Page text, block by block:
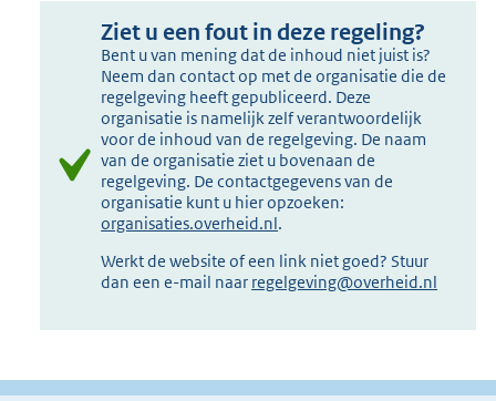
Ziet u een fout in deze regeling?
Bent u van mening dat de inhoud niet juist is?
Neem dan contact op met de organisatie die de
regelgeving heeft gepubliceerd. Deze
organisatie is namelijk zelf verantwoordelijk
voor de inhoud van de regelgeving. De naam
van de organisatie ziet u bovenaan de
regelgeving. De contactgegevens van de
organisatie kunt u hier opzoeken:
organisaties.overheid.nl.
Werkt de website of een link niet goed? Stuur
dan een e-mail naar regelgeving@overheid.nl